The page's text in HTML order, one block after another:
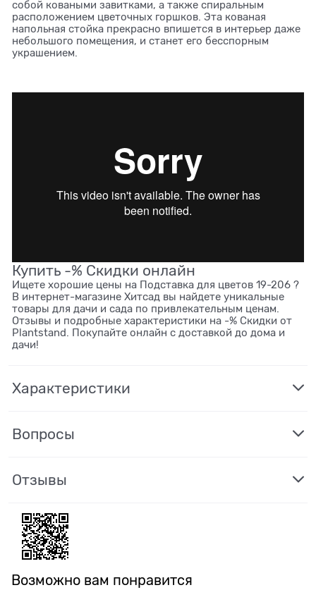
собой коваными завитками, а также спиральным
расположением цветочных горшков. Эта кованая
напольная стойка прекрасно впишется в интерьер даже
небольшого помещения, и станет его бесспорным
украшением.
Купить -% Скидки онлайн
Ищете хорошие цены на Подставка для цветов 19-206 ?
В интернет-магазине Хитсад вы найдете уникальные
товары для дачи и сада по привлекательным ценам.
Отзывы и подробные характеристики на -% Скидки от
Plantstand. Покупайте онлайн с доставкой до дома и
дачи!
Характеристики
Вопросы
Отзывы
Возможно вам понравится